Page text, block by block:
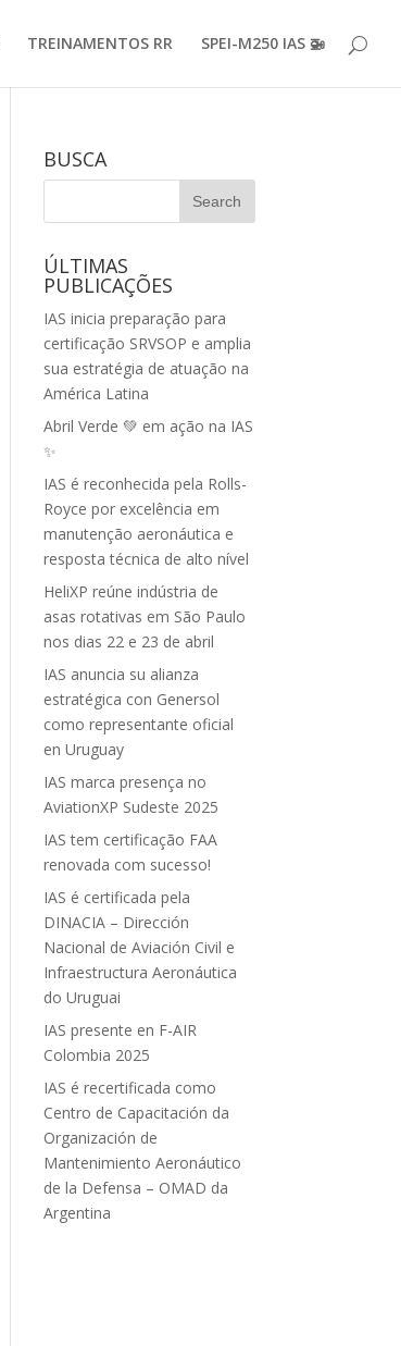
TREINAMENTOS RR SPEI-M250 IAS 🚁
BUSCA
ÚLTIMAS
PUBLICAÇÕES
IAS inicia preparação para
certificação SRVSOP e amplia
sua estratégia de atuação na
América Latina
Abril Verde 💚 em ação na IAS
✨
IAS é reconhecida pela Rolls-
Royce por excelência em
manutenção aeronáutica e
resposta técnica de alto nível
HeliXP reúne indústria de
asas rotativas em São Paulo
nos dias 22 e 23 de abril
IAS anuncia su alianza
estratégica con Genersol
como representante oficial
en Uruguay
IAS marca presença no
AviationXP Sudeste 2025
IAS tem certificação FAA
renovada com sucesso!
IAS é certificada pela
DINACIA – Dirección
Nacional de Aviación Civil e
Infraestructura Aeronáutica
do Uruguai
IAS presente en F-AIR
Colombia 2025
IAS é recertificada como
Centro de Capacitación da
Organización de
Mantenimiento Aeronáutico
de la Defensa – OMAD da
Argentina